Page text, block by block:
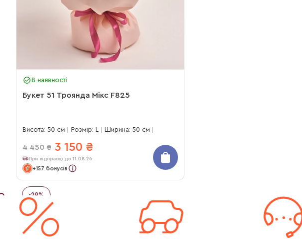
В наявності
Букет 51 Троянда Мікс F825
Висота: 50 см Розмір: L Ширина: 50 см
4 450 ₴ 3 150 ₴
При відправці до 11.08.26
+157 бонусів
-29%